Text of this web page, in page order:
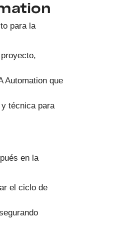
para la
Automation que
técnica para
en la
el ciclo de